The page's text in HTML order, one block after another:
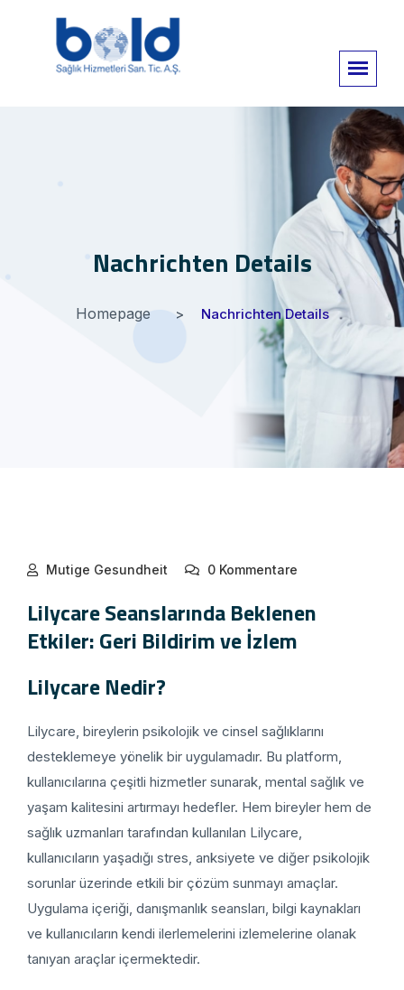
Nachrichten Details
Homepage Nachrichten Details
Mutige Gesundheit 0 Kommentare
Lilycare Seanslarında Beklenen
Etkiler: Geri Bildirim ve İzlem
Lilycare Nedir?
Lilycare, bireylerin psikolojik ve cinsel sağlıklarını
desteklemeye yönelik bir uygulamadır. Bu platform,
kullanıcılarına çeşitli hizmetler sunarak, mental sağlık ve
yaşam kalitesini artırmayı hedefler. Hem bireyler hem de
sağlık uzmanları tarafından kullanılan Lilycare,
kullanıcıların yaşadığı stres, anksiyete ve diğer psikolojik
sorunlar üzerinde etkili bir çözüm sunmayı amaçlar.
Uygulama içeriği, danışmanlık seansları, bilgi kaynakları
ve kullanıcıların kendi ilerlemelerini izlemelerine olanak
tanıyan araçlar içermektedir.